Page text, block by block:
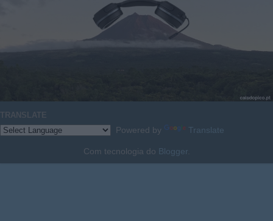
TRANSLATE
Powered by Translate
Com tecnologia do Blogger.